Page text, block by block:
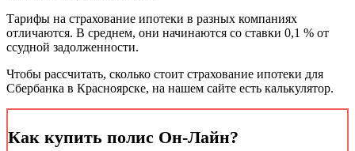
Тарифы на страхование ипотеки в разных компаниях
отличаются. В среднем, они начинаются со ставки 0,1 % от
ссудной задолженности.
Чтобы рассчитать, сколько стоит страхование ипотеки для
Сбербанка в Красноярске, на нашем сайте есть калькулятор.
Как купить полис Он-Лайн?